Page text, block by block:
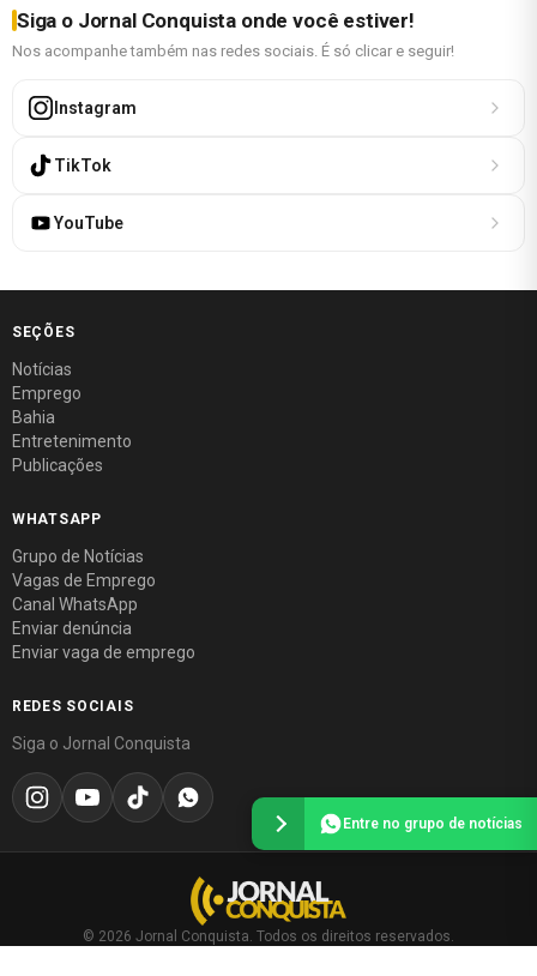
Siga o Jornal Conquista onde você estiver!
Nos acompanhe também nas redes sociais. É só clicar e seguir!
Instagram
TikTok
YouTube
SEÇÕES
Notícias
Emprego
Bahia
Entretenimento
Publicações
WHATSAPP
Grupo de Notícias
Vagas de Emprego
Canal WhatsApp
Enviar denúncia
Enviar vaga de emprego
REDES SOCIAIS
Siga o Jornal Conquista
© 2026 Jornal Conquista. Todos os direitos reservados.
Entre no grupo de notícias